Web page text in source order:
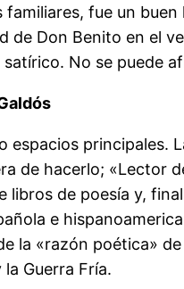
familiares, fue un
de Don Benito en el
No se puede
espacios principales.
de hacerlo; «Lector
libros de poesía y,
e
la «razón poética»
Guerra Fría.